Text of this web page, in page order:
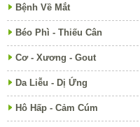
Bệnh Về Mắt
Béo Phì - Thiếu Cân
Cơ - Xương - Gout
Da Liễu - Dị Ứng
Hô Hấp - Cảm Cúm